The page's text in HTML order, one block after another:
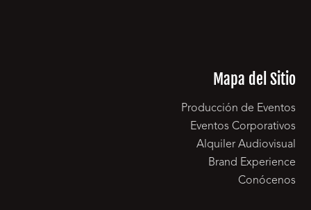
Mapa del Sitio
Producción de Eventos
Eventos Corporativos
Alquiler Audiovisual
Brand Experience
Conócenos